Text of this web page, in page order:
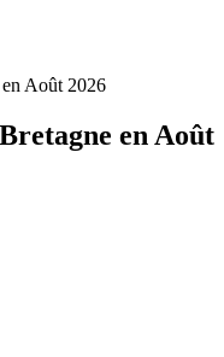
Août 2026
en Août